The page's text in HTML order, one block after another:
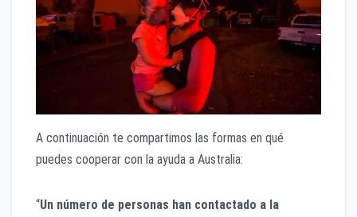
A continuación te compartimos las formas en qué
puedes cooperar con la ayuda a Australia:
“Un número de personas han contactado a la